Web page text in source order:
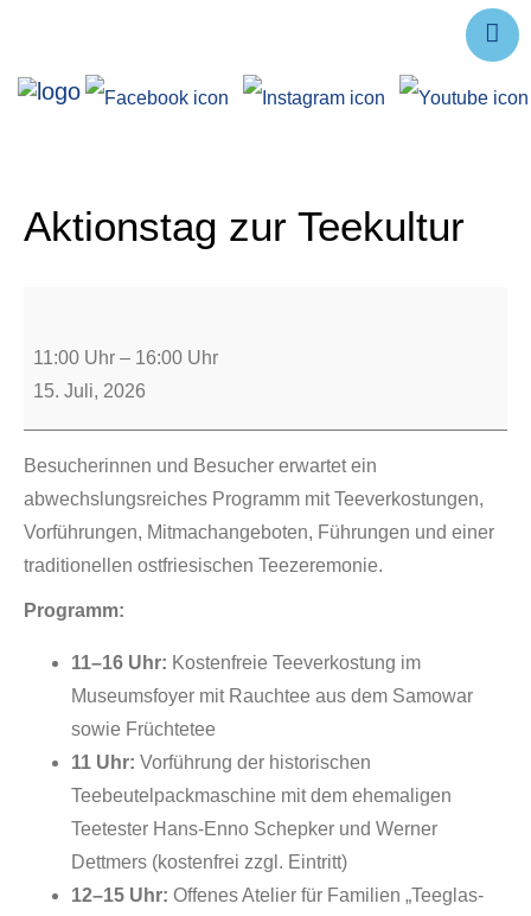
Aktionstag zur Teekultur
11:00 Uhr – 16:00 Uhr
15. Juli, 2026
Besucherinnen und Besucher erwartet ein
abwechslungsreiches Programm mit Teeverkostungen,
Vorführungen, Mitmachangeboten, Führungen und einer
traditionellen ostfriesischen Teezeremonie.
Programm:
11–16 Uhr: Kostenfreie Teeverkostung im
Museumsfoyer mit Rauchtee aus dem Samowar
sowie Früchtetee
11 Uhr: Vorführung der historischen
Teebeutelpackmaschine mit dem ehemaligen
Teetester Hans-Enno Schepker und Werner
Dettmers (kostenfrei zzgl. Eintritt)
12–15 Uhr: Offenes Atelier für Familien „Teeglas-